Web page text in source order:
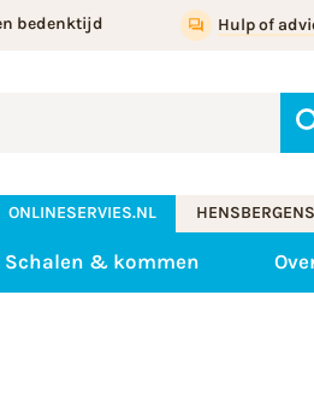
bedenktijd Hulp of
ONLINESERVIES.NL
Schalen & kommen